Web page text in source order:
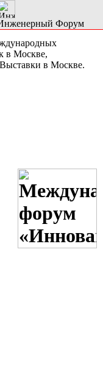
Форум
в Москве,
в Москве.